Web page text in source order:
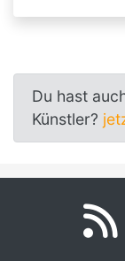
Du hast
Künstler?